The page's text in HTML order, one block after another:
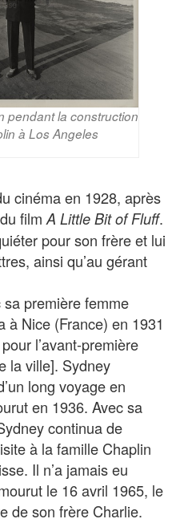
pendant la construction
à Los Angeles
cinéma en 1928, après
filmA Little Bit of Fluff.
pour son frère et lui
ainsi qu’au gérant
première femme
à Nice (France) en 1931
l’avant-première
la ville]. Sydney
long voyage en
en 1936. Avec sa
continua de
à la famille Chaplin
Il n’a jamais eu
le 16 avril 1965, le
de son frère Charlie.